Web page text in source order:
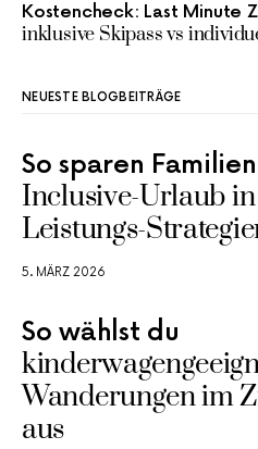
Kostencheck: Last Minute
inklusive Skipass vs
NEUESTE BLOGBEITRÄGE
So sparen
Inclusive-Urlaub
Leistungs-
5. MÄRZ 2026
So wählst du
Wanderungen im
aus